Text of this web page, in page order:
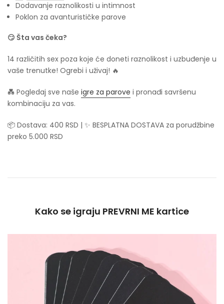
Dodavanje raznolikosti u intimnost
Poklon za avanturističke parove
😏 Šta vas čeka?
14 različitih sex poza koje će doneti raznolikost i uzbuđenje u
vaše trenutke! Ogrebi i uživaj! 🔥
💑 Pogledaj sve naše igre za parove i pronađi savršenu
kombinaciju za vas.
📦 Dostava: 400 RSD | ✨ BESPLATNA DOSTAVA za porudžbine
preko 5.000 RSD
Kako se igraju PREVRNI ME kartice